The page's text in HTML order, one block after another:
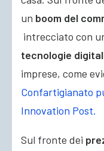
un boom del
intrecciato con
tecnologie
imprese, come
Confartigianato
Innovation Post.
Sul fronte dei